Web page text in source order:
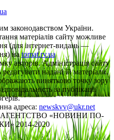
законодавством України.
матеріалів сайту можливе
(для інтернет-видань —
наtomat.rv.ua
авторів. Адміністрація сайту
надані їй матеріали.
винятково точку зору
за публікації
адреса: newskvv@ukr.net
«НОВИНИ ПО-
2014-2020